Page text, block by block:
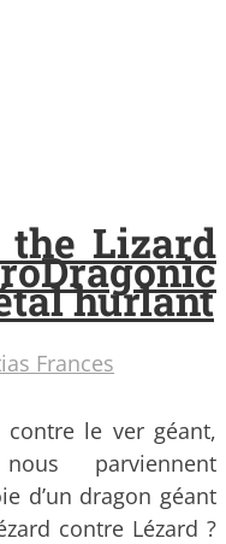
the Lizard
hurlant
Frances
contre le ver géant,
parviennent
d’un dragon géant
contre Lézard ?